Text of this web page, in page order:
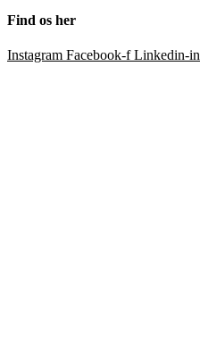
Find os her
Instagram Facebook-f Linkedin-in